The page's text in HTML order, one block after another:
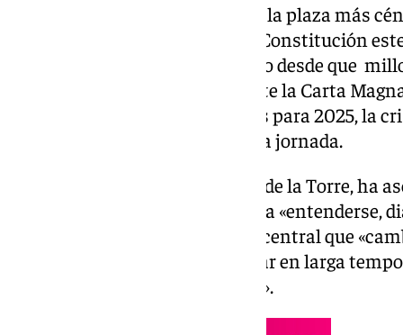
Como su propio nombre indica, la plaza más
acto municipal por el Día de la Constitución
conmemorando casi medio siglo desde que
votar respaldaron positivamente la Carta
de cómo ha ido el año y los retos para 2025, la
convertido en protagonista de la jornada.
Francisco de la Torre, ha
vivienda es «complejo», y obliga a
A su vez, ha pedido al Gobierno central que
propietario arrendador a alquilar en larga
una reacción a tiempo de todos».